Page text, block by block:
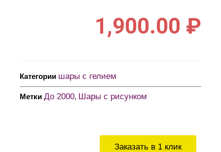
Заказать в 1 клик
1,900.00 ₽
Категории шары с гелием
Метки До 2000, Шары с рисунком